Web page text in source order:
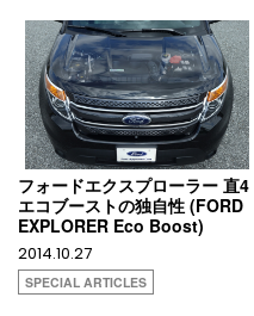
フォードエクスプローラー 直4
エコブーストの独自性 (FORD
EXPLORER Eco Boost)
2014.10.27
SPECIAL ARTICLES